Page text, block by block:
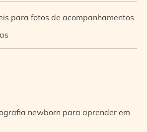
para fotos de acompanhamentos
newborn para aprender em